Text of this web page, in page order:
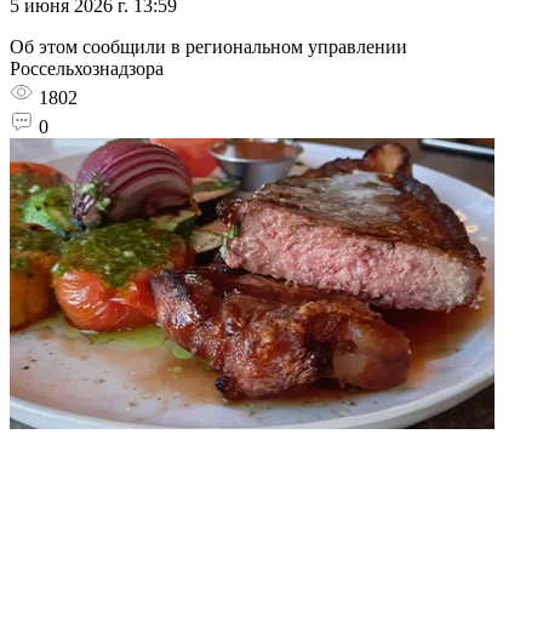
5 июня 2026 г. 13:59
Об этом сообщили в региональном управлении
Россельхознадзора
1802
0